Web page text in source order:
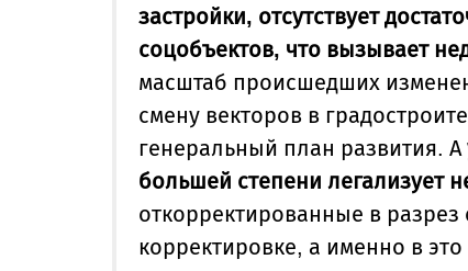
застройки, отсутствует
соцобъектов, что вызывает
масштаб происшедших
смену векторов в
генеральный план развития. А
большей степени легализует
откорректированные в
корректировке, а именно в